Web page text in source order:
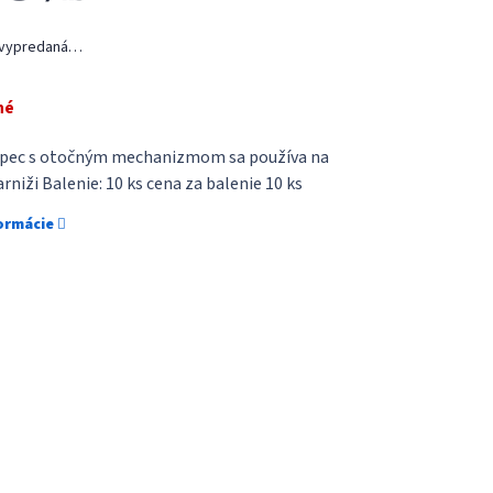
s otočným mechanizmom sa používa na
Balenie: 10 ks cena za balenie 10 ks